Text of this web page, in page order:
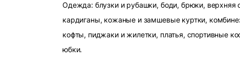
Одежда: блузки и рубашки, боди, брюки,
кардиганы, кожаные и замшевые куртки,
кофты, пиджаки и жилетки, платья, спортивные
юбки.